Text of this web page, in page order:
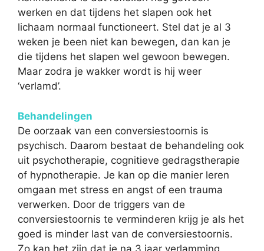
werken en dat tijdens het slapen ook het
lichaam normaal functioneert. Stel dat je al 3
weken je been niet kan bewegen, dan kan je
die tijdens het slapen wel gewoon bewegen.
Maar zodra je wakker wordt is hij weer
‘verlamd’.
Behandelingen
De oorzaak van een conversiestoornis is
psychisch. Daarom bestaat de behandeling ook
uit psychotherapie, cognitieve gedragstherapie
of hypnotherapie. Je kan op die manier leren
omgaan met stress en angst of een trauma
verwerken. Door de triggers van de
conversiestoornis te verminderen krijg je als het
goed is minder last van de conversiestoornis.
Zo kan het zijn dat je na 3 jaar verlamming